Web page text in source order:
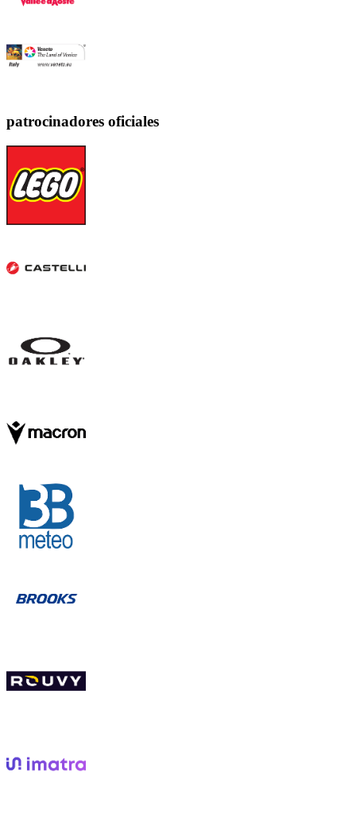
patrocinadores oficiales